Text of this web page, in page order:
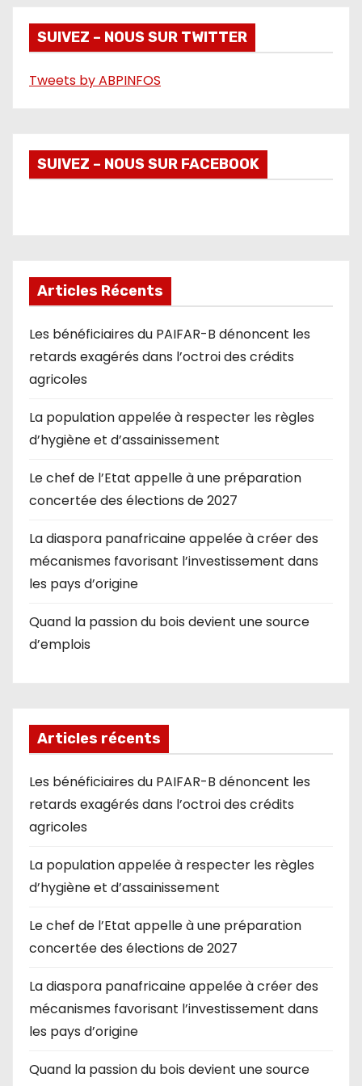
o
SUIVEZ – NOUS SUR TWITTER
Tweets by ABPINFOS
SUIVEZ – NOUS SUR FACEBOOK
Articles Récents
Les bénéficiaires du PAIFAR-B dénoncent les
retards exagérés dans l’octroi des crédits
agricoles
La population appelée à respecter les règles
d’hygiène et d’assainissement
Le chef de l’Etat appelle à une préparation
concertée des élections de 2027
La diaspora panafricaine appelée à créer des
mécanismes favorisant l’investissement dans
les pays d’origine
Quand la passion du bois devient une source
d’emplois
Articles récents
Les bénéficiaires du PAIFAR-B dénoncent les
retards exagérés dans l’octroi des crédits
agricoles
La population appelée à respecter les règles
d’hygiène et d’assainissement
Le chef de l’Etat appelle à une préparation
concertée des élections de 2027
La diaspora panafricaine appelée à créer des
mécanismes favorisant l’investissement dans
les pays d’origine
Quand la passion du bois devient une source